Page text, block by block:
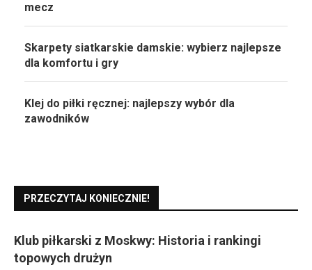
mecz
Skarpety siatkarskie damskie: wybierz najlepsze
dla komfortu i gry
Klej do piłki ręcznej: najlepszy wybór dla
zawodników
PRZECZYTAJ KONIECZNIE!
Klub piłkarski z Moskwy: Historia i rankingi
topowych drużyn